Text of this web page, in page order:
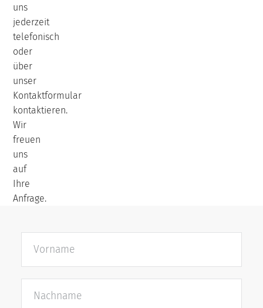
uns
jederzeit
telefonisch
oder
über
unser
Kontaktformular
kontaktieren.
Wir
freuen
uns
auf
Ihre
Anfrage.